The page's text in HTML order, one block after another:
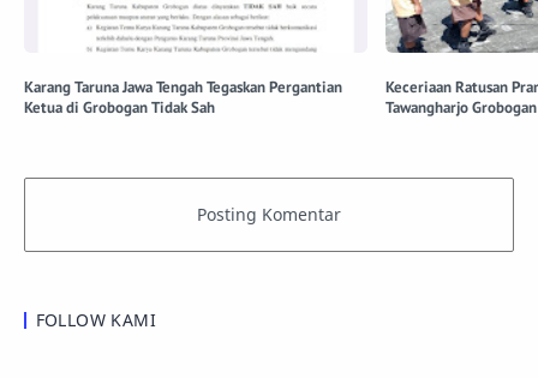
Karang Taruna Jawa Tengah Tegaskan Pergantian
Ketua di Grobogan Tidak Sah
Keceriaan Ratusan
Tawangharjo Grobogan
FOLLOW KAMI